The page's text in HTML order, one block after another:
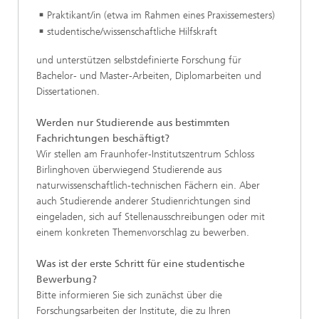
Praktikant/in (etwa im Rahmen eines Praxissemesters)
studentische/wissenschaftliche Hilfskraft
und unterstützen selbstdefinierte Forschung für
Bachelor- und Master-Arbeiten, Diplomarbeiten und
Dissertationen.
Werden nur Studierende aus bestimmten
Fachrichtungen beschäftigt?
Wir stellen am Fraunhofer-Institutszentrum Schloss
Birlinghoven überwiegend Studierende aus
naturwissenschaftlich-technischen Fächern ein. Aber
auch Studierende anderer Studienrichtungen sind
eingeladen, sich auf Stellenausschreibungen oder mit
einem konkreten Themenvorschlag zu bewerben.
Was ist der erste Schritt für eine studentische
Bewerbung?
Bitte informieren Sie sich zunächst über die
Forschungsarbeiten der Institute, die zu Ihren